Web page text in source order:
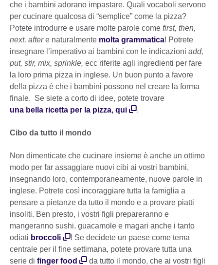
che i bambini adorano impastare. Quali vocaboli servono
per cucinare qualcosa di “semplice” come la pizza?
Potete introdurre e usare molte parole come first, then,
next, aftere naturalmente molta grammatica! Potrete
insegnare l’imperativo ai bambini con le indicazioni add,
put, stir, mix, sprinkle, ecc riferite agli ingredienti per fare
la loro prima pizza in inglese. Un buon punto a favore
della pizza è che i bambini possono nel creare la forma
finale. Se siete a corto di idee, potete trovare
una bella ricetta per la pizza, qui
.
Cibo da tutto il mondo
Non dimenticate che cucinare insieme è anche un ottimo
modo per far assaggiare nuovi cibi ai vostri bambini,
insegnando loro, contemporaneamente, nuove parole in
inglese. Potrete così incoraggiare tutta la famiglia a
pensare a pietanze da tutto il mondo e a provare piatti
insoliti. Ben presto, i vostri figli prepareranno e
mangeranno sushi, guacamole e magari anche i tanto
odiati broccoli
! Se decidete un paese come tema
centrale per il fine settimana, potete provare tutta una
serie di finger food da tutto il mondo, che ai vostri figli